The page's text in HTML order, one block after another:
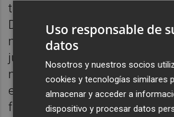
tratando de hacer ver al
Diakhaby, creo que ha resuelto
manera muy fácil una
jugador nervioso y que no
nada. Al final lo importante era
esas cosas hay que
fútbol.
Uso responsable de
datos
Nosotros y nuestros socios
cookies y tecnologías similares
almacenar y acceder a
dispositivo y procesar datos